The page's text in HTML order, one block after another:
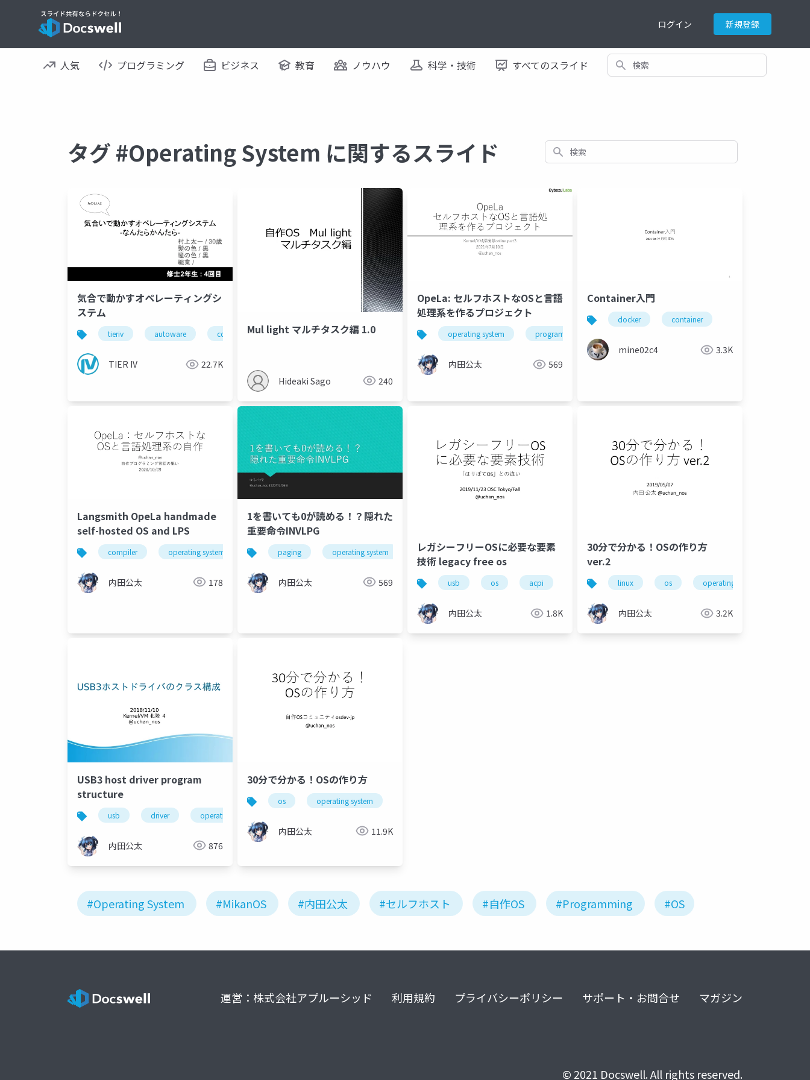
ログイン 新規登録
人気 プログラミング ビジネス 教育 ノウハウ 科学・技術 すべてのスライド 検索
タグ #Operating System に関するスライド 検索
気合で動かすオペレーティングシ
ステム
tieriv autoware computing os cpu
TIER IV 22.7K
Mul light マルチタスク編 1.0
Hideaki Sago 240
OpeLa: セルフホストなOSと言語
処理系を作るプロジェクト
operating system programming language
内田公太 569
Container入門
docker container
mine02c4 3.3K
Langsmith OpeLa handmade
self-hosted OS and LPS
compiler operating system programming language
内田公太 178
1を書いても0が読める！？隠れた
重要命令INVLPG
paging operating system
内田公太 569
レガシーフリーOSに必要な要素
技術 legacy free os
usb os acpi operating system x86-64 apic
内田公太 1.8K
30分で分かる！OSの作り方
ver.2
linux os operating system
内田公太 3.2K
USB3 host driver program
structure
usb driver operating system
内田公太 876
30分で分かる！OSの作り方
os operating system
内田公太 11.9K
#Operating System #MikanOS #内田公太 #セルフホスト #自作OS #Programming #OS
運営：株式会社アプルーシッド 利用規約 プライバシーポリシー サポート・お問合せ マガジン
© 2021 Docswell. All rights reserved.